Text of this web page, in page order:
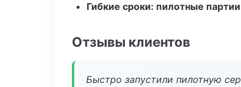
Гибкие сроки: пилотные
Отзывы клиентов
Быстро запустили пилотную